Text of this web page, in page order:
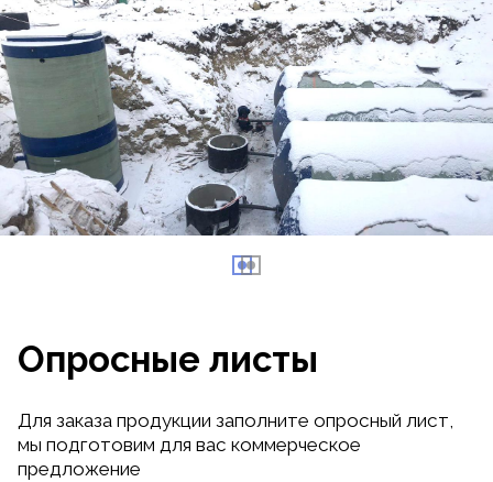
Опросные листы
Для заказа продукции заполните опросный лист,
мы подготовим для вас коммерческое
предложение